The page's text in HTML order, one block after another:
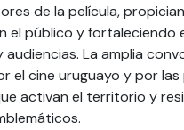
de la película,
el público y fortaleciendo
audiencias. La amplia
el cine uruguayo y por
activan el territorio y